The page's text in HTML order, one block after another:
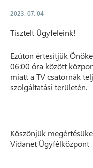
2023. 07. 04
Tisztelt Ügyfeleink!
Ezúton értesítjük
06:00 óra között
miatt a TV csatornák
szolgáltatási területén.
Köszönjük
Vidanet Ügyfélközpont